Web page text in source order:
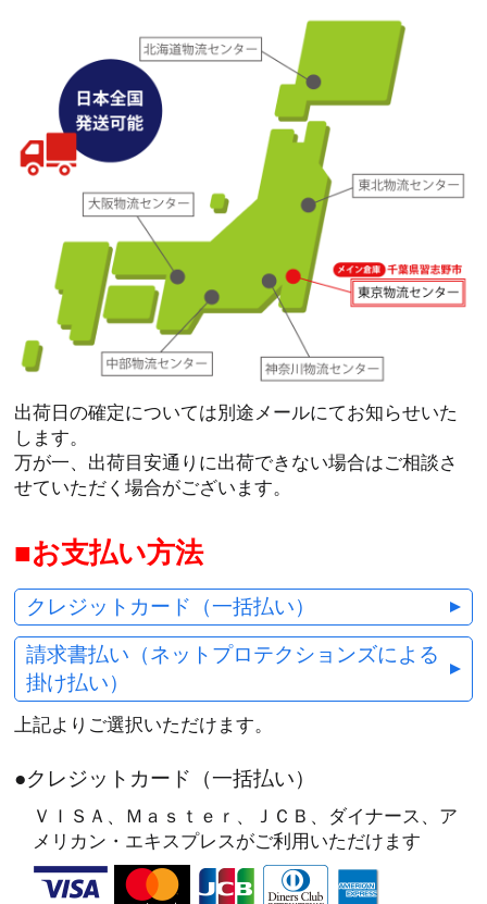
出荷日の確定については別途メールにてお知らせいた
します。
万が一、出荷目安通りに出荷できない場合はご相談さ
せていただく場合がございます。
お支払い方法
クレジットカード（一括払い）
請求書払い（ネットプロテクションズによる
掛け払い）
上記よりご選択いただけます。
●クレジットカード（一括払い）
ＶＩＳＡ、Ｍａｓｔｅｒ、ＪＣＢ、ダイナース、ア
メリカン・エキスプレスがご利用いただけます